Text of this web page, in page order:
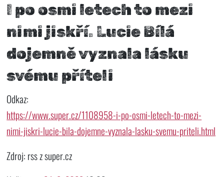
I po osmi letech to mezi
nimi jiskří. Lucie Bílá
dojemně vyznala lásku
svému příteli
Odkaz:
https://www.super.cz/1108958-i-po-osmi-letech-to-mezi-
nimi-jiskri-lucie-bila-dojemne-vyznala-lasku-svemu-priteli.html
Zdroj: rss z super.cz